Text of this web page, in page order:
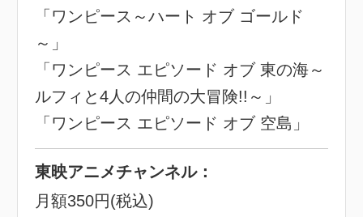
「ワンピース～ハート オブ ゴールド
～」
「ワンピース エピソード オブ 東の海～
ルフィと4人の仲間の大冒険!!～」
「ワンピース エピソード オブ 空島」
東映アニメチャンネル：
月額350円(税込)